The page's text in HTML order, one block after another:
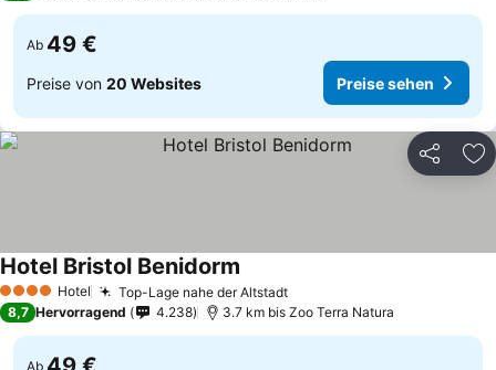
Ab 49 €
Preise von 20 Websites Preise sehen
Teilen
4 Sterne Hotel Top-Lage nahe der Altstadt
Hotel Bristol Benidorm
8,7 Hervorragend 4.238 3.7 km bis Zoo Terra Natura
Ab